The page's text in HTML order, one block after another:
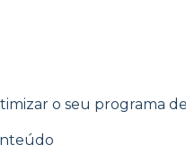
o seu programa